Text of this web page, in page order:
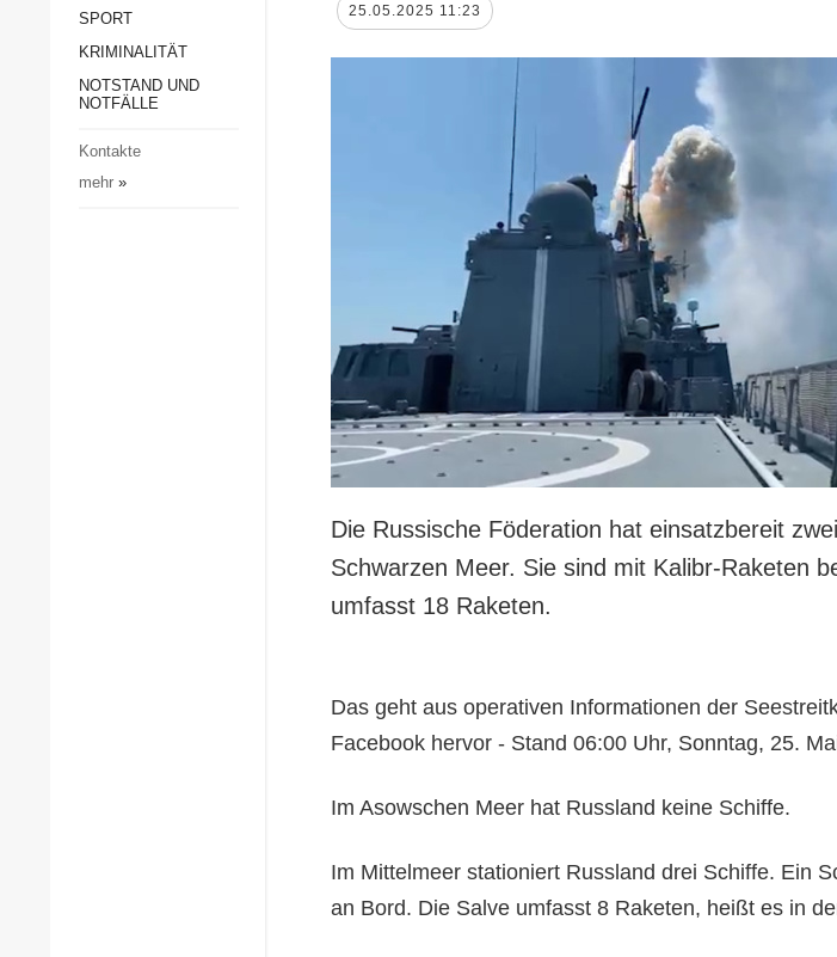
Militär
Gesellschaft und Kultur
Daten
SPORT
KRIMINALITÄT
NOTSTAND UND
NOTFÄLLE
Kontakte
mehr»
25.05.2025 11:23
Die Russische Föderation hat einsatzbereit
Schwarzen Meer. Sie sind mit Kalibr-Raketen
umfasst 18 Raketen.
Das geht aus operativen Informationen der
Facebook hervor - Stand 06:00 Uhr, Sonntag, 25.
Im Asowschen Meer hat Russland keine Schiffe.
Im Mittelmeer stationiert Russland drei Schiffe. Ein
an Bord. Die Salve umfasst 8 Raketen, heißt es in